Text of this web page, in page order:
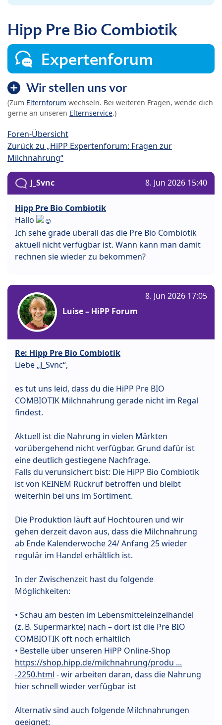
Hipp Pre Bio Combiotik
Expertenforum
Wir stellen uns vor
(Zum Elternforum wechseln. Bei weiteren Fragen, wende dich
gerne an unseren Elternservice.)
Foren-Übersicht
Zurück zu „HiPP Expertenforum: Fragen zur
Milchnahrung“
J_Svnc 8. Jun 2026 15:40
Hipp Pre Bio Combiotik
Hallo
Ich sehe grade überall das die Pre Bio Combiotik
aktuell nicht verfügbar ist. Wann kann man damit
rechnen sie wieder zu bekommen?
Luise – HiPP Forum
8. Jun 2026 17:05
Re: Hipp Pre Bio Combiotik
Liebe „J_Svnc“,
es tut uns leid, dass du die HiPP Pre BIO
COMBIOTIK Milchnahrung gerade nicht im Regal
findest.
Aktuell ist die Nahrung in vielen Märkten
vorübergehend nicht verfügbar. Grund dafür ist
eine deutlich gestiegene Nachfrage.
Falls du verunsichert bist: Die HiPP Bio Combiotik
ist von KEINEM Rückruf betroffen und bleibt
weiterhin bei uns im Sortiment.
Die Produktion läuft auf Hochtouren und wir
gehen derzeit davon aus, dass die Milchnahrung
ab Ende Kalenderwoche 24/ Anfang 25 wieder
regulär im Handel erhältlich ist.
In der Zwischenzeit hast du folgende
Möglichkeiten:
• Schau am besten im Lebensmitteleinzelhandel
(z. B. Supermärkte) nach – dort ist die Pre BIO
COMBIOTIK oft noch erhältlich
• Bestelle über unseren HiPP Online-Shop
https://shop.hipp.de/milchnahrung/produ ...
-2250.html - wir arbeiten daran, dass die Nahrung
hier schnell wieder verfügbar ist
Alternativ sind auch folgende Milchnahrungen
geeignet: